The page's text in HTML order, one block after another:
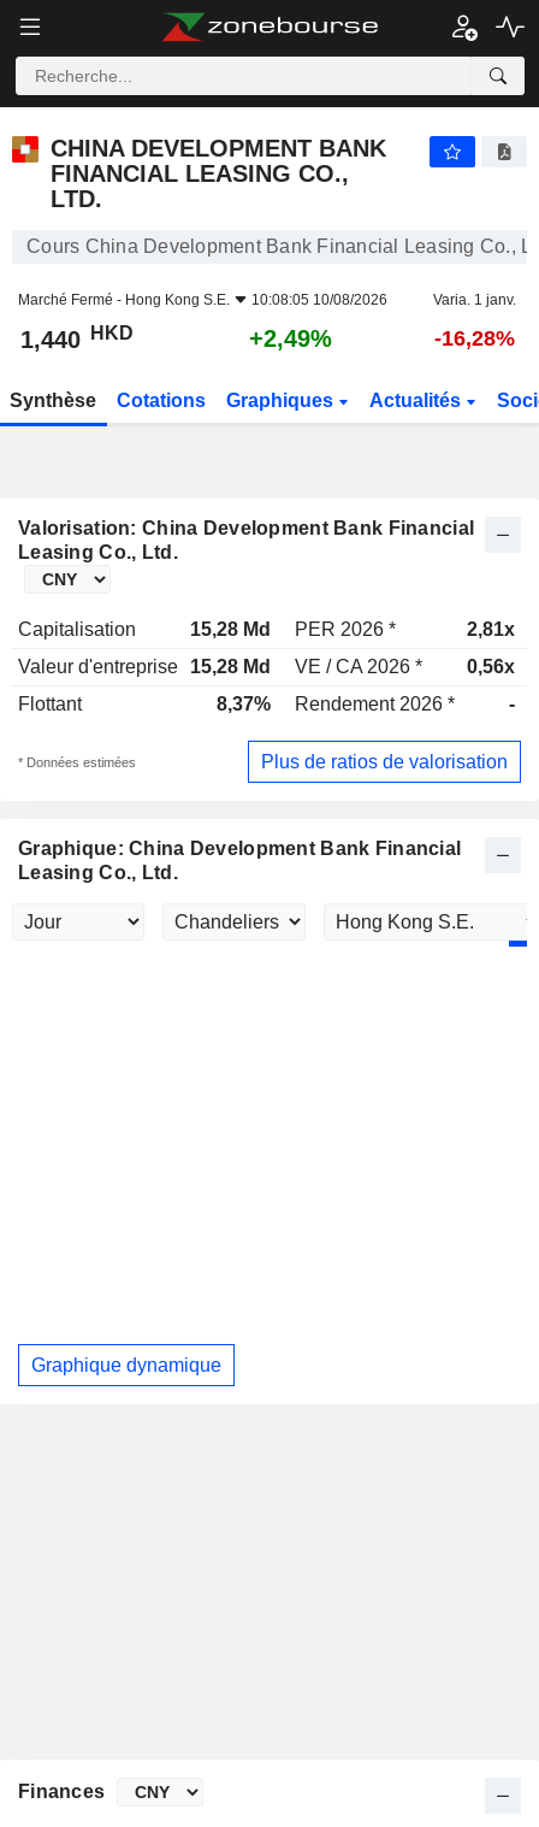
CHINA DEVELOPMENT BANK
FINANCIAL LEASING CO.,
LTD.
Cours China Development Bank Financial Leasing Co.,
Marché Fermé - Hong Kong S.E. 10:08:05 10/08/2026 Varia. 1 janv.
1,440 HKD +2,49% -16,28%
Synthèse Cotations Graphiques Actualités
Valorisation: China Development Bank Financial
Leasing Co., Ltd.
Capitalisation 15,28 Md PER 2026 *
2,81x
Valeur d'entreprise
15,28 Md VE / CA 2026 *
0,56x
Flottant
8,37% Rendement 2026 * -
* Données estimées Plus de ratios de valorisation
Graphique: China Development Bank Financial
Leasing Co., Ltd.
Graphique dynamique
Finances